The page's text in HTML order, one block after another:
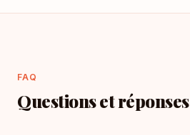
FAQ
Questions et réponses